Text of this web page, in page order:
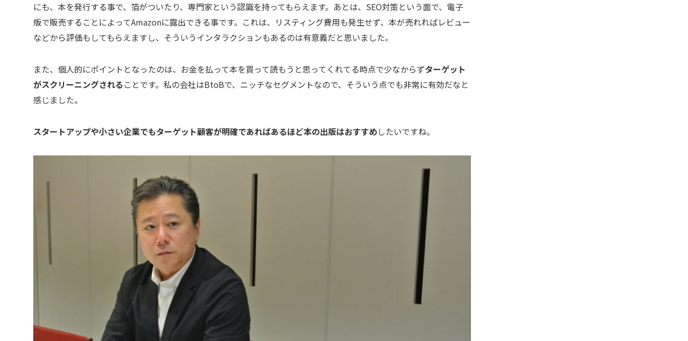
にも、本を発行する事で、箔がついたり、専門家という認識を持ってもらえます。あとは、SEO対策という面で、電子
版で販売することによってAmazonに露出できる事です。これは、リスティング費用も発生せず、本が売れればレビュー
などから評価もしてもらえますし、そういうインタラクションもあるのは有意義だと思いました。
また、個人的にポイントとなったのは、お金を払って本を買って読もうと思ってくれてる時点で少なからずターゲット
がスクリーニングされる ことです。私の会社はBtoBで、ニッチなセグメントなので、そういう点でも非常に有効だなと
感じました。
スタートアップや小さい企業でもターゲット顧客が明確であればあるほど本の出版はおすすめしたいですね。